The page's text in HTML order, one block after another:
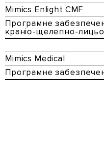
Mimics Enlight CMF
Програмне
краніо-щелепно-
Mimics Medical
Програмне